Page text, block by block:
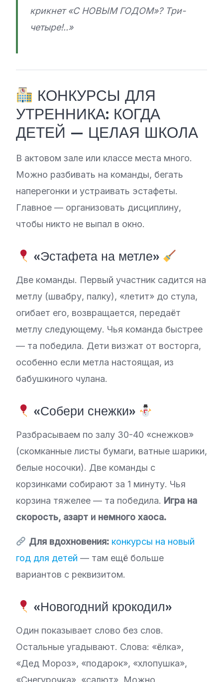
крикнет «С НОВЫМ ГОДОМ»? Три-
четыре!..»
КОНКУРСЫ ДЛЯ
УТРЕННИКА: КОГДА
ДЕТЕЙ — ЦЕЛАЯ ШКОЛА
В актовом зале или классе места много.
Можно разбивать на команды, бегать
наперегонки и устраивать эстафеты.
Главное — организовать дисциплину,
чтобы никто не выпал в окно.
«Эстафета на метле»
Две команды. Первый участник садится на
метлу (швабру, палку), «летит» до стула,
огибает его, возвращается, передаёт
метлу следующему. Чья команда быстрее
— та победила. Дети визжат от восторга,
особенно если метла настоящая, из
бабушкиного чулана.
«Собери снежки»
Разбрасываем по залу 30-40 «снежков»
(скомканные листы бумаги, ватные шарики,
белые носочки). Две команды с
корзинками собирают за 1 минуту. Чья
корзина тяжелее — та победила. Игра на
скорость, азарт и немного хаоса.
Для вдохновения: конкурсы на новый
год для детей — там ещё больше
вариантов с реквизитом.
«Новогодний крокодил»
Один показывает слово без слов.
Остальные угадывают. Слова: «ёлка»,
«Дед Мороз», «подарок», «хлопушка»,
«Снегурочка», «салют». Можно